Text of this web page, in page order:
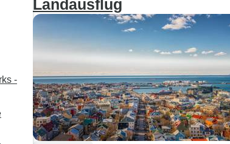
-
Landausflug